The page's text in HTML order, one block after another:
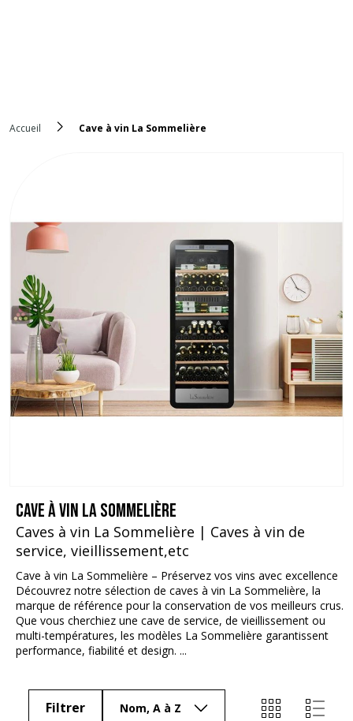
Accueil Cave à vin La Sommelière
Cave à vin La Sommelière
Caves à vin La Sommelière | Caves à vin de
service, vieillissement,etc
Cave à vin La Sommelière – Préservez vos vins avec excellence
Découvrez notre sélection de caves à vin La Sommelière, la
marque de référence pour la conservation de vos meilleurs crus.
Que vous cherchiez une cave de service, de vieillissement ou
multi-températures, les modèles La Sommelière garantissent
performance, fiabilité et design. ...
Filtrer Nom, A à Z